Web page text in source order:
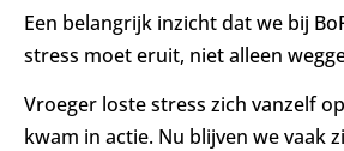
Een belangrijk inzicht dat we bij
stress moet eruit, niet alleen
Vroeger loste stress zich vanzelf
kwam in actie. Nu blijven we vaak